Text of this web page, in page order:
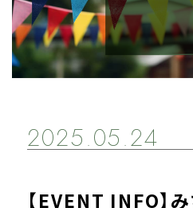
SHOP
TETSURO
TROIS.
Pâtisserie
L’atelier
2025.05.24
【EVENT INFO】